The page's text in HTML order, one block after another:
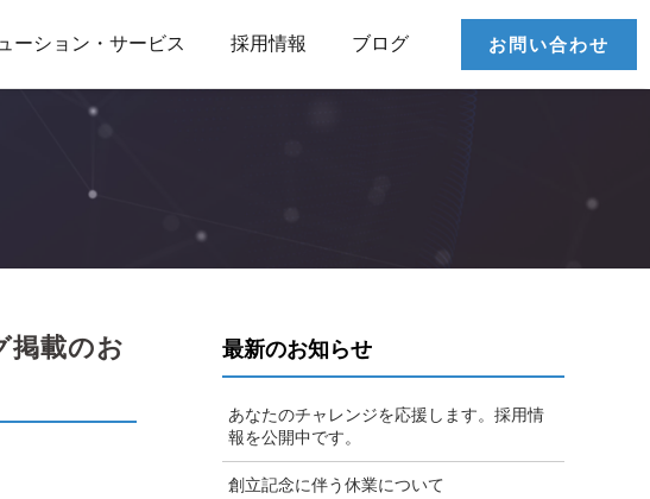
ーション・サービス 採用情報 ブログ お問い合わせ
載のお
最新のお知らせ
あなたのチャレンジを応援します。採用情
報を公開中です。
創立記念に伴う休業について